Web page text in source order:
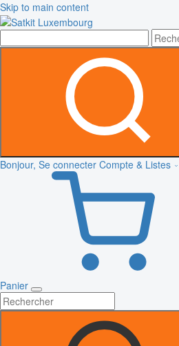
Skip to main content
Bonjour, Se connecter Compte & Listes
Panier